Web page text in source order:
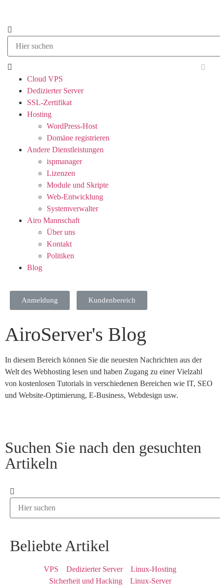
Cloud VPS
Dedizierter Server
SSL-Zertifikat
Hosting
WordPress-Host
Domäne registrieren
Andere Dienstleistungen
ispmanager
Lizenzen
Module und Skripte
Web-Entwicklung
Systemverwalter
Airo Mannschaft
Über uns
Kontakt
Politiken
Blog
Anmeldung Kundenbereich
AiroServer's Blog
In diesem Bereich können Sie die neuesten Nachrichten aus der
Welt des Webhosting lesen und haben Zugang zu einer Vielzahl
von kostenlosen Tutorials in verschiedenen Bereichen wie IT, SEO
und Website-Optimierung, E-Business, Webdesign usw.
Suchen Sie nach den gesuchten
Artikeln
Beliebte Artikel
VPS Dedizierter Server
Linux-Hosting
Sicherheit und Hacking
Linux-Server